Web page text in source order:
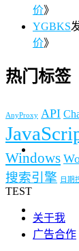
价》
YGBKS
价》
热门标签
AnyProxy API
Windows
搜索引擎 日期
TEST
关于我
广告合作